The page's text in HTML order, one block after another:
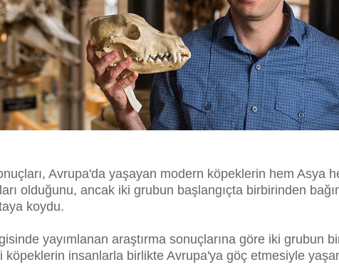
Avrupa'da yaşayan modern köpeklerin hem Asya
olduğunu, ancak iki grubun başlangıçta birbirinden
koydu.
yayımlanan araştırma sonuçlarına göre iki grubun
köpeklerin insanlarla birlikte Avrupa'ya göç etmesiyle